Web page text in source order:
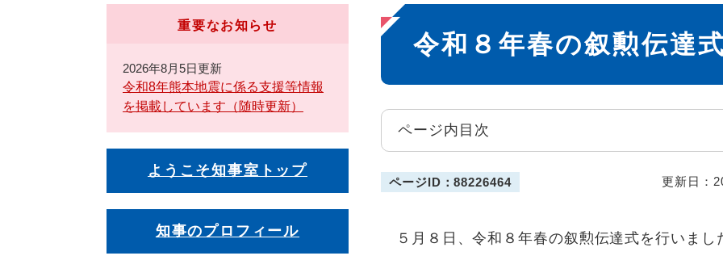
本
文
令和８年春の叙勲伝達
ページ内目次
ページID：88226464 更新日：
５月８日、令和８年春の叙勲伝達式を行いまし
重要なお知らせ
2026年8月5日更新
令和8年熊本地震に係る支援等情報
を掲載しています（随時更新）
ようこそ知事室トップ
知事のプロフィール